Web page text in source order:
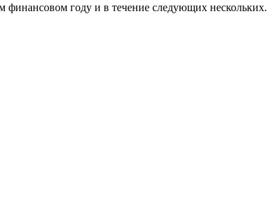
финансовом году и в течение следующих нескольких.